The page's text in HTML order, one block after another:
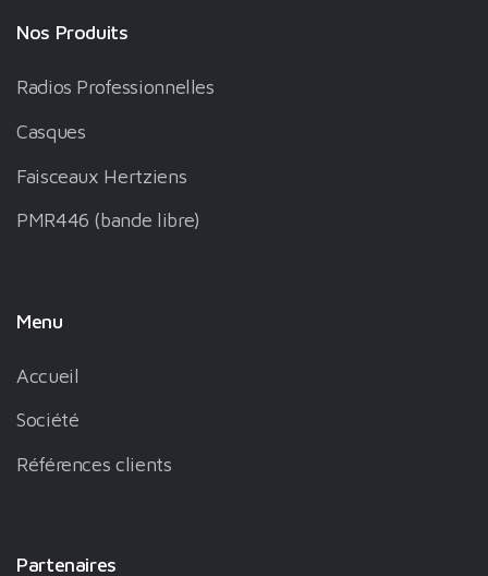
Nos Produits
Radios Professionnelles
Casques
Faisceaux Hertziens
PMR446 (bande libre)
Menu
Accueil
Société
Références clients
Partenaires